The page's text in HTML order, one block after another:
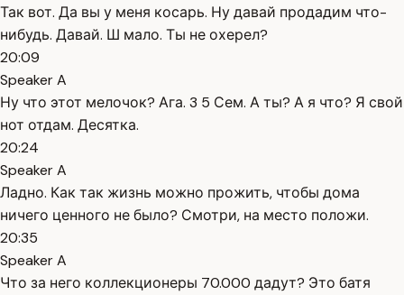
Так вот. Да вы у меня косарь. Ну давай продадим что-
нибудь. Давай. Ш мало. Ты не охерел?
20:09
Speaker A
Ну что этот мелочок? Ага. 3 5 Сем. А ты? А я что? Я свой
нот отдам. Десятка.
20:24
Speaker A
Ладно. Как так жизнь можно прожить, чтобы дома
ничего ценного не было? Смотри, на место положи.
20:35
Speaker A
Что за него коллекционеры 70.000 дадут? Это батя